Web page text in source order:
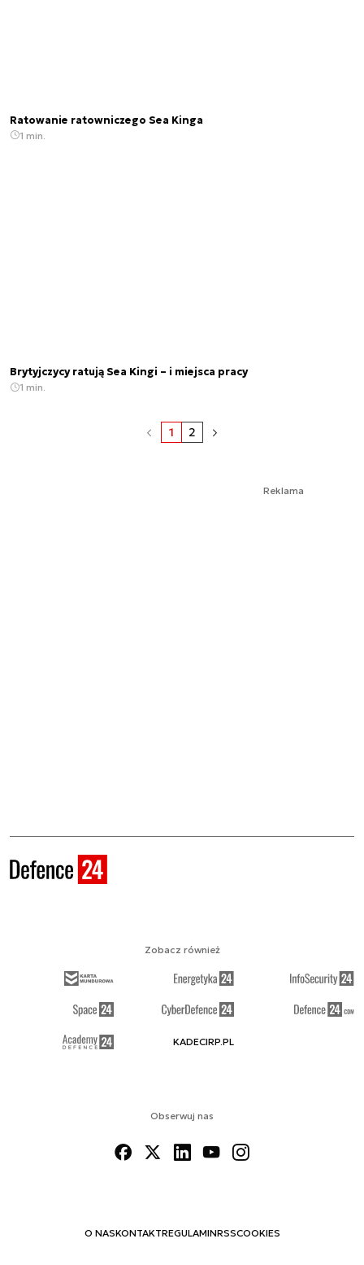
Ratowanie ratowniczego Sea Kinga
1 min.
Brytyjczycy ratują Sea Kingi – i miejsca pracy
1 min.
1 2
Reklama
Obserwuj nas
O NASKONTAKTREGULAMINRSSCOOKIES
Zobacz również
KADECIRP.PL